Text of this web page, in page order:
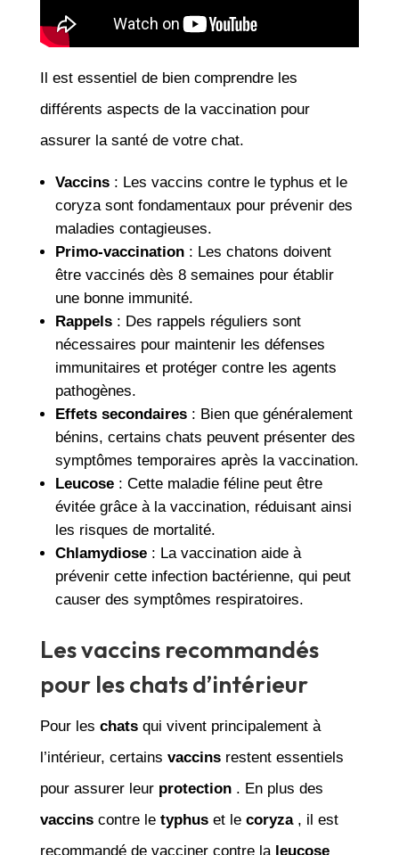
Il est essentiel de bien comprendre les
différents aspects de la vaccination pour
assurer la santé de votre chat.
Vaccins: Les vaccins contre le typhus et le
coryza sont fondamentaux pour prévenir des
maladies contagieuses.
Primo-vaccination: Les chatons doivent
être vaccinés dès 8 semaines pour établir
une bonne immunité.
Rappels: Des rappels réguliers sont
nécessaires pour maintenir les défenses
immunitaires et protéger contre les agents
pathogènes.
Effets secondaires: Bien que généralement
bénins, certains chats peuvent présenter des
symptômes temporaires après la vaccination.
Leucose: Cette maladie féline peut être
évitée grâce à la vaccination, réduisant ainsi
les risques de mortalité.
Chlamydiose: La vaccination aide à
prévenir cette infection bactérienne, qui peut
causer des symptômes respiratoires.
Les vaccins recommandés
pour les chats d’intérieur
Pour les chatsqui vivent principalement à
l’intérieur, certains vaccinsrestent essentiels
pour assurer leur protection. En plus des
vaccinscontre le typhuset le coryza, il est
recommandé de vacciner contre la leucose